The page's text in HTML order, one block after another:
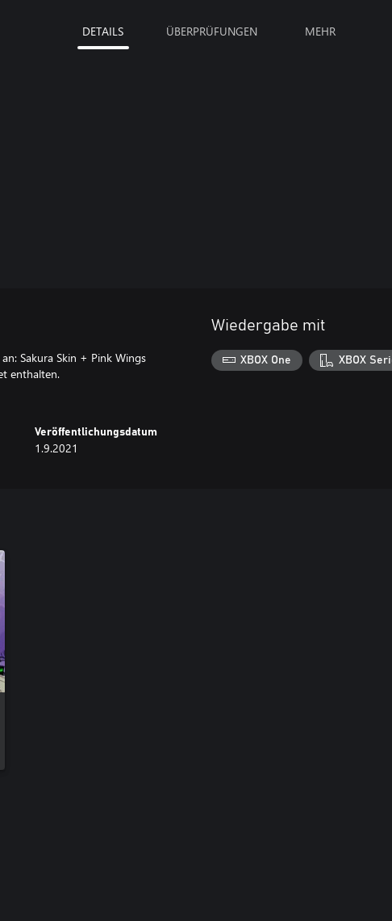
DETAILS ÜBERPRÜFUNGEN MEHR
Sakura Skin + Pink Wings
enthalten.
Veröffentlichungsdatum
1.9.2021
Wiedergabe mit
XBOX One XBOX